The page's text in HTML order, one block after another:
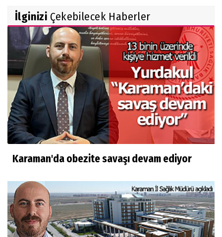
İlginizi Çekebilecek Haberler
Karaman'da obezite savaşı devam ediyor